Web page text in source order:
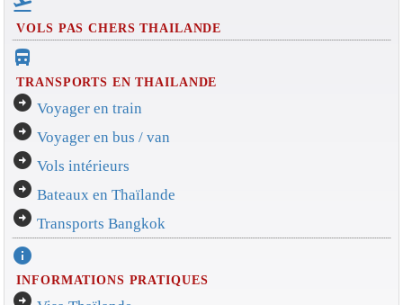
VOLS PAS CHERS THAILANDE
directions_bus_filled
TRANSPORTS EN THAILANDE
arrow_circle_right Voyager en train
arrow_circle_right Voyager en bus / van
arrow_circle_right Vols intérieurs
arrow_circle_right Bateaux en Thaïlande
arrow_circle_right Transports Bangkok
info
INFORMATIONS PRATIQUES
arrow_circle_right